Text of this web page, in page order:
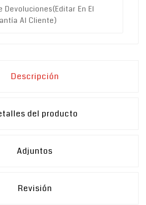
Devoluciones(editar En El
Al Cliente)
Descripción
del producto
Adjuntos
Revisión